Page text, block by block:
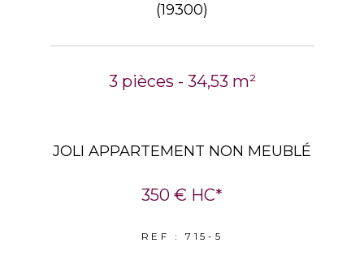
(19300)
3 pièces - 34,53 m²
JOLI APPARTEMENT NON MEUBLÉ
350 € HC*
REF : 715-5